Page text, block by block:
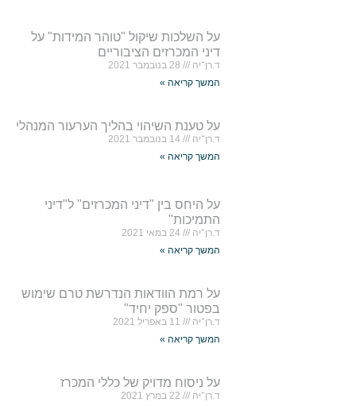
על השלכות שיקול "טוהר המידות" על
דיני המכרזים הציבוריים
ד.רן־יה
28 בנובמבר 2021
המשך קריאה »
על טענת השיהוי בהליך הערעור המנהלי
ד.רן־יה
14 בנובמבר 2021
המשך קריאה »
על היחס בין "דיני המכרזים" ל"דיני
התמיכות"
ד.רן־יה
24 במאי 2021
המשך קריאה »
על רמת הוודאות הנדרשת טרם שימוש
בפטור "ספק יחיד"
ד.רן־יה
11 באפריל 2021
המשך קריאה »
על ניסוח מדויק של כללי המכרז
ד.רן־יה
22 במרץ 2021